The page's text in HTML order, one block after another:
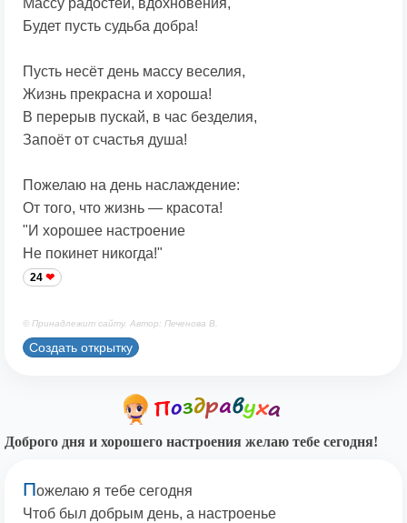
Массу радостей, вдохновения,
Будет пусть судьба добра!
Пусть несёт день массу веселия,
Жизнь прекрасна и хороша!
В перерыв пускай, в час безделия,
Запоёт от счастья душа!
Пожелаю на день наслаждение:
От того, что жизнь — красота!
"И хорошее настроение
Не покинет никогда!"
24
© Принадлежит сайту. Автор: Печенова В.
Создать открытку
Доброго дня и хорошего настроения желаю тебе сегодня!
Пожелаю я тебе сегодня
Чтоб был добрым день, а настроенье